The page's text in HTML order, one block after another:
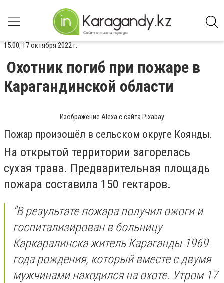
15:00, 17 октября 2022 г.
Охотник погиб при пожаре в
Карагандинской области
Изображение Alexa с сайта Pixabay
Пожар произошёл в сельском округе Коянды.
На открытой территории загорелась
сухая трава. Предварительная площадь
пожара составила 150 гектаров.
"В результате пожара получил ожоги и
госпитализирован в больницу
Каркаралинска житель Караганды 1969
года рождения, который вместе с двумя
мужчинами находился на охоте. Утром 17